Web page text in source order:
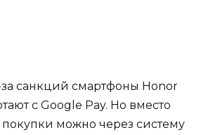
за санкций смартфоны Honor
с Google Pay. Но вместо
покупки можно через систему